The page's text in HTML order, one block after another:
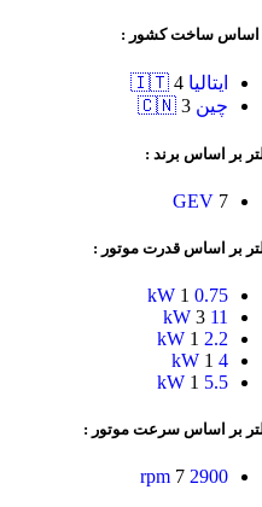
اساس ساخت کشور :
ایتالیا 🇮🇹 4
چین 🇨🇳 3
بر اساس برند :
GEV 7
بر اساس قدرت موتور :
0.75 kW
1
11 kW
3
2.2 kW
1
4 kW
1
5.5 kW
1
بر اساس سرعت موتور :
2900 rpm
7